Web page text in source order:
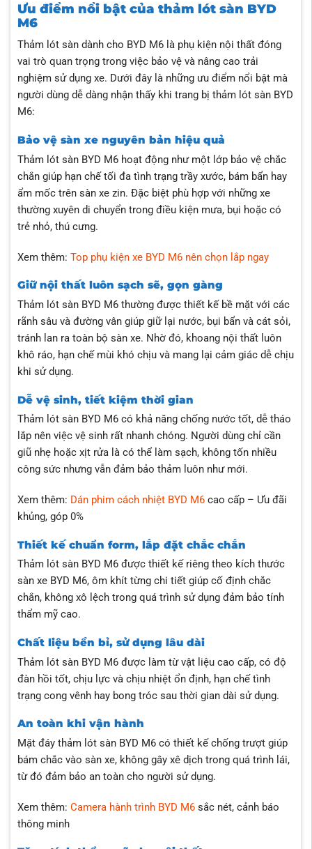
Ưu điểm nổi bật của thảm lót sàn BYD
M6
Thảm lót sàn dành cho BYD M6 là phụ kiện nội thất đóng
vai trò quan trọng trong việc bảo vệ và nâng cao trải
nghiệm sử dụng xe. Dưới đây là những ưu điểm nổi bật mà
người dùng dễ dàng nhận thấy khi trang bị thảm lót sàn BYD
M6:
Bảo vệ sàn xe nguyên bản hiệu quả
Thảm lót sàn BYD M6 hoạt động như một lớp bảo vệ chắc
chắn giúp hạn chế tối đa tình trạng trầy xước, bám bẩn hay
ẩm mốc trên sàn xe zin. Đặc biệt phù hợp với những xe
thường xuyên di chuyển trong điều kiện mưa, bụi hoặc có
trẻ nhỏ, thú cưng.
Xem thêm: Top phụ kiện xe BYD M6 nên chọn lắp ngay
Giữ nội thất luôn sạch sẽ, gọn gàng
Thảm lót sàn BYD M6 thường được thiết kế bề mặt với các
rãnh sâu và đường vân giúp giữ lại nước, bụi bẩn và cát sỏi,
tránh lan ra toàn bộ sàn xe. Nhờ đó, khoang nội thất luôn
khô ráo, hạn chế mùi khó chịu và mang lại cảm giác dễ chịu
khi sử dụng.
Dễ vệ sinh, tiết kiệm thời gian
Thảm lót sàn BYD M6 có khả năng chống nước tốt, dễ tháo
lắp nên việc vệ sinh rất nhanh chóng. Người dùng chỉ cần
giũ nhẹ hoặc xịt rửa là có thể làm sạch, không tốn nhiều
công sức nhưng vẫn đảm bảo thảm luôn như mới.
Xem thêm: Dán phim cách nhiệt BYD M6cao cấp – Ưu đãi
khủng, góp 0%
Thiết kế chuẩn form, lắp đặt chắc chắn
Thảm lót sàn BYD M6 được thiết kế riêng theo kích thước
sàn xe BYD M6, ôm khít từng chi tiết giúp cố định chắc
chắn, không xô lệch trong quá trình sử dụng đảm bảo tính
thẩm mỹ cao.
Chất liệu bền bỉ, sử dụng lâu dài
Thảm lót sàn BYD M6 được làm từ vật liệu cao cấp, có độ
đàn hồi tốt, chịu lực và chịu nhiệt ổn định, hạn chế tình
trạng cong vênh hay bong tróc sau thời gian dài sử dụng.
An toàn khi vận hành
Mặt đáy thảm lót sàn BYD M6 có thiết kế chống trượt giúp
bám chắc vào sàn xe, không gây xê dịch trong quá trình lái,
từ đó đảm bảo an toàn cho người sử dụng.
Xem thêm: Camera hành trình BYD M6sắc nét, cảnh báo
thông minh